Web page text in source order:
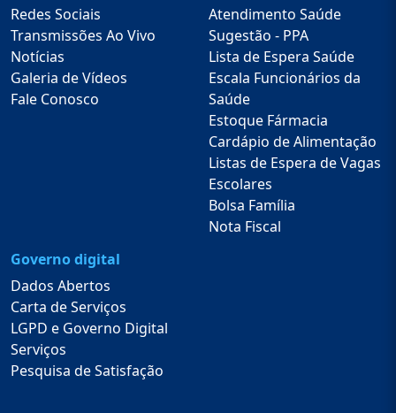
Redes Sociais
Transmissões Ao Vivo
Notícias
Galeria de Vídeos
Fale Conosco
Atendimento Saúde
Sugestão - PPA
Lista de Espera Saúde
Escala Funcionários da
Saúde
Estoque Fármacia
Cardápio de Alimentação
Listas de Espera de Vagas
Escolares
Bolsa Família
Nota Fiscal
Governo digital
Dados Abertos
Carta de Serviços
LGPD e Governo Digital
Serviços
Pesquisa de Satisfação